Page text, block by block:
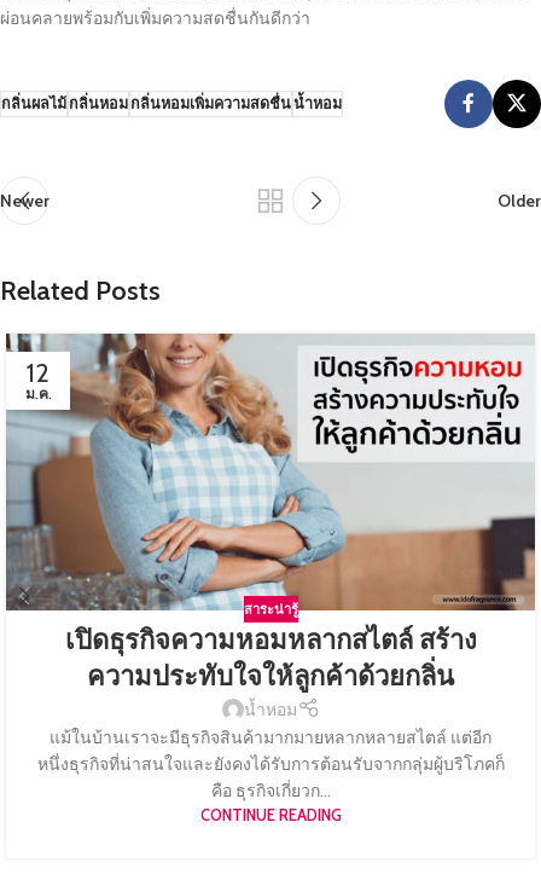
ผ่อนคลายพร้อมกับเพิ่มความสดชื่นกันดีกว่า
กลิ่นผลไม้กลิ่นหอมกลิ่นหอมเพิ่มความสดชื่นน้ำหอม
Newer Older
Related Posts
12
ม.ค.
สาระน่ารู้
เปิดธุรกิจความหอมหลากสไตล์ สร้าง
ความประทับใจให้ลูกค้าด้วยกลิ่น
น้ำหอม
แม้ในบ้านเราจะมีธุรกิจสินค้ามากมายหลากหลายสไตล์ แต่อีก
หนึ่งธุรกิจที่น่าสนใจและยังคงได้รับการต้อนรับจากกลุ่มผู้บริโภคก็
คือ ธุรกิจเกี่ยวก...
CONTINUE READING